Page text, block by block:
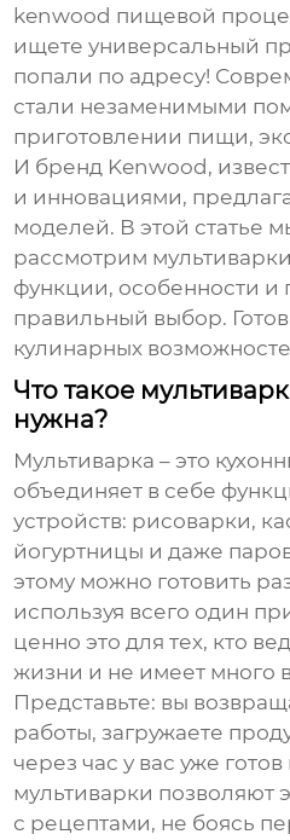
kenwood пищевой
ищете универсальный
попали по адресу!
стали незаменимыми
приготовлении пищи,
И бренд Kenwood,
и инновациями,
моделей. В этой статье
рассмотрим
функции, особенности и
правильный выбор.
кулинарных
Что такое
нужна?
Мультиварка – это
объединяет в себе
устройств: рисоварки,
йогуртницы и даже
этому можно готовить
используя всего один
ценно это для тех, кто
жизни и не имеет много
Представьте: вы
работы, загружаете
через час у вас уже
мультиварки позволяют
с рецептами, не боясь